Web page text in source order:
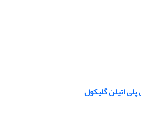
اتیلن گلیکول